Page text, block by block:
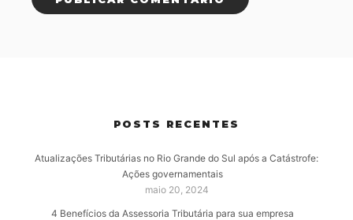
POSTS RECENTES
Atualizações Tributárias no Rio Grande do Sul após a Catástrofe:
Ações governamentais
maio 20, 2024
4 Benefícios da Assessoria Tributária para sua empresa